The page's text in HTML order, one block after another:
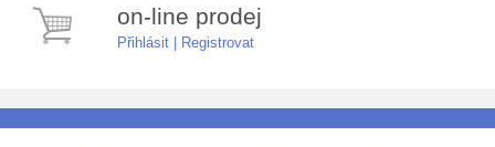
on-line prodej
Přihlásit Registrovat